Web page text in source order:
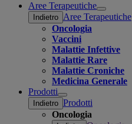
Aree Terapeutiche
Open
submenu
Indietro Aree Terapeutiche
Oncologia
Vaccini
Malattie Infettive
Malattie Rare
Malattie Croniche
Medicina Generale
Prodotti
Open
submenu
Indietro Prodotti
Oncologia